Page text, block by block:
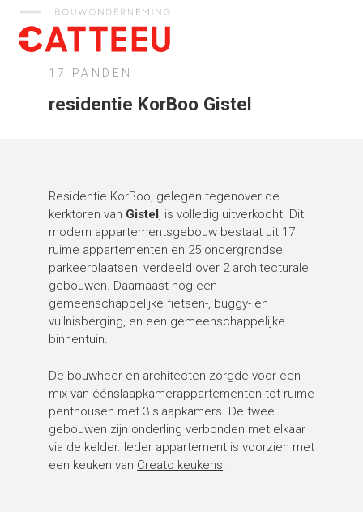
Catteeu
17 PANDEN
residentie KorBoo Gistel
Residentie KorBoo, gelegen tegenover de
kerktoren van Gistel, is volledig uitverkocht. Dit
modern appartementsgebouw bestaat uit 17
ruime appartementen en 25 ondergrondse
parkeerplaatsen, verdeeld over 2 architecturale
gebouwen. Daarnaast nog een
gemeenschappelijke fietsen-, buggy- en
vuilnisberging, en een gemeenschappelijke
binnentuin.
De bouwheer en architecten zorgde voor een
mix van éénslaapkamerappartementen tot ruime
penthousen met 3 slaapkamers. De twee
gebouwen zijn onderling verbonden met elkaar
via de kelder. Ieder appartement is voorzien met
een keuken van Creato keukens